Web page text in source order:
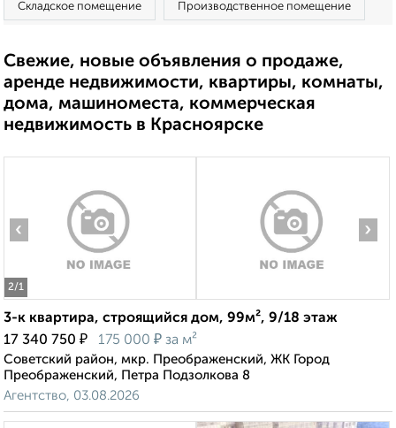
Складское помещение Производственное помещение
Свежие, новые объявления о продаже,
аренде недвижимости, квартиры, комнаты,
дома, машиноместа, коммерческая
недвижимость в Красноярске
2/1
‹ ›
3-к квартира, строящийся дом, 99м², 9/18 этаж
17 340 750 ₽ 175 000 ₽ за м²
Советский район, мкр. Преображенский, ЖК Город
Преображенский, Петра Подзолкова 8
Агентство, 03.08.2026